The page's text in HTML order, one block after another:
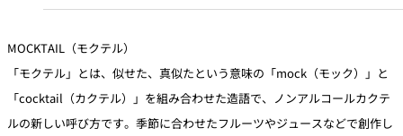
MOCKTAIL（モクテル）
「モクテル」とは、似せた、真似たという意味の「mock（モック）」と
「cocktail（カクテル）」を組み合わせた造語で、ノンアルコールカクテ
ルの新しい呼び方です。季節に合わせたフルーツやジュースなどで創作し